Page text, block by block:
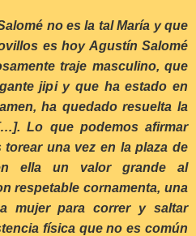
no es la tal María y que
es hoy Agustín Salomé
traje masculino, que
jipi y que ha estado en
ha quedado resuelta la
Lo que podemos afirmar
una vez en la plaza de
ella un valor grande al
respetable cornamenta, una
mujer para correr y saltar
física que no es común